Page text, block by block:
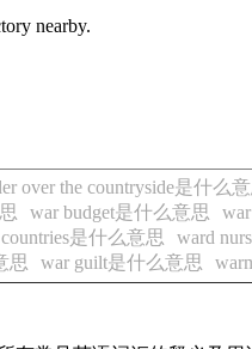
nearby.
over the countryside是什么
war budget是什么意思
是什么意思 ward
思 war guilt是什么意思